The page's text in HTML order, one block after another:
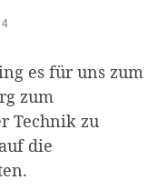
es für uns zum
zum
Technik zu
die